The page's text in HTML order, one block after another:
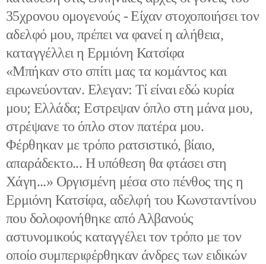
35χρονου ομογενούς - Είχαν στοχοποιήσει τον
αδελφό μου, πρέπει να φανεί η αλήθεια,
καταγγέλλει η Ερμιόνη Κατσίφα
«Μπήκαν στο σπίτι μας τα κομάντος και
ειρωνεύονταν. Ελεγαν: Τί είναι εδώ κυρία
μου; Ελλάδα; Εστρεψαν όπλο στη μάνα μου,
στρέψανε το όπλο στον πατέρα μου.
Φέρθηκαν με τρόπο ρατσιστικό, βίαιο,
απαράδεκτο... Η υπόθεση θα φτάσει στη
Χάγη...» Οργισμένη μέσα στο πένθος της η
Ερμιόνη Κατσίφα, αδελφή του Κωνσταντίνου
που δολοφονήθηκε από Αλβανούς
αστυνομικούς καταγγέλει τον τρόπο με τον
οποίο συμπεριφέρθηκαν άνδρες των ειδικών